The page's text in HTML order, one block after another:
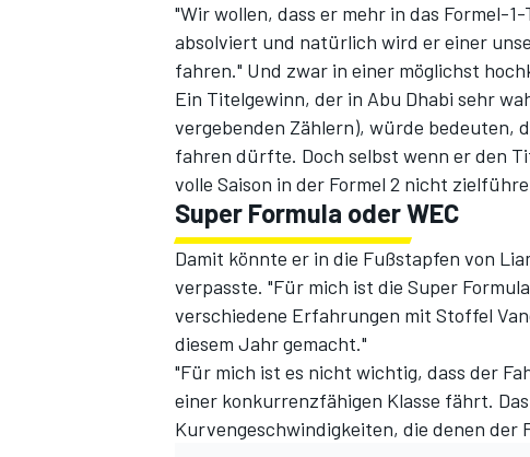
SPORTWAGEN
"Wir wollen, dass er mehr in das Formel-
absolviert und natürlich wird er einer
fahren." Und zwar in einer möglichst
Ein Titelgewinn, der in Abu Dhabi sehr
vergebenden Zählern), würde bedeuten,
fahren dürfte. Doch selbst wenn er den
volle Saison in der Formel 2 nicht
Super Formula oder WEC
Damit könnte er in die Fußstapfen von
verpasste. "Für mich ist die Super
verschiedene Erfahrungen mit Stoffel
diesem Jahr gemacht."
"Für mich ist es nicht wichtig, dass der
einer konkurrenzfähigen Klasse fährt.
Kurvengeschwindigkeiten, die denen der